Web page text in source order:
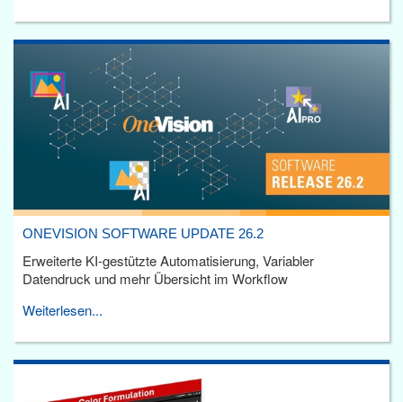
ONEVISION SOFTWARE UPDATE 26.2
Erweiterte KI-gestützte Automatisierung, Variabler
Datendruck und mehr Übersicht im Workflow
Weiterlesen...